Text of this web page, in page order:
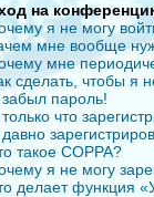
на
я не могу
мне вообще
мне
сделать, чтобы я
пароль!
что
такое COPPA?
я не могу
делает функция